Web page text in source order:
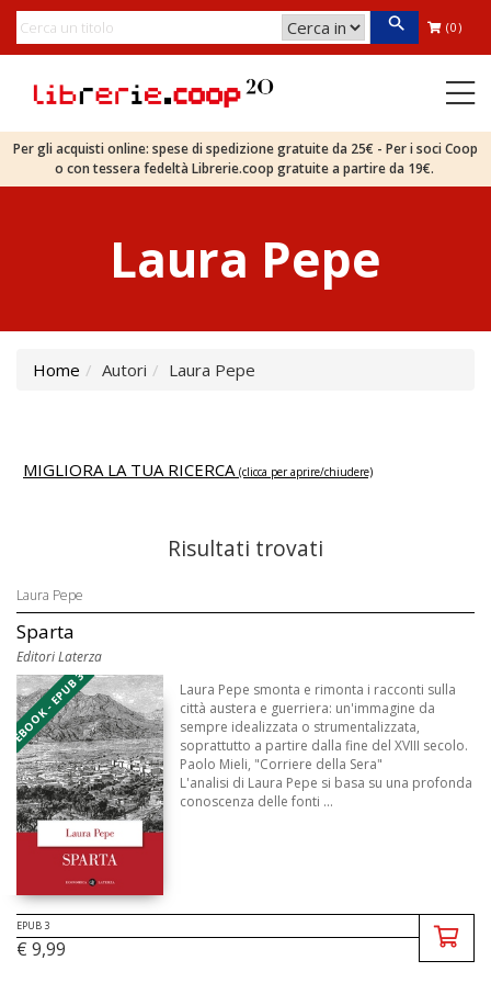
(0)
Per gli acquisti online: spese di spedizione gratuite da 25€ - Per i soci Coop
o con tessera fedeltà Librerie.coop gratuite a partire da 19€.
Laura Pepe
Home Autori Laura Pepe
MIGLIORA LA TUA RICERCA (clicca per aprire/chiudere)
Risultati trovati
Laura Pepe
Sparta
Editori Laterza
EBOOK - EPUB 3
Laura Pepe smonta e rimonta i racconti sulla
città austera e guerriera: un'immagine da
sempre idealizzata o strumentalizzata,
soprattutto a partire dalla fine del XVIII secolo.
Paolo Mieli, "Corriere della Sera"
L'analisi di Laura Pepe si basa su una profonda
conoscenza delle fonti ...
EPUB 3
€ 9,99